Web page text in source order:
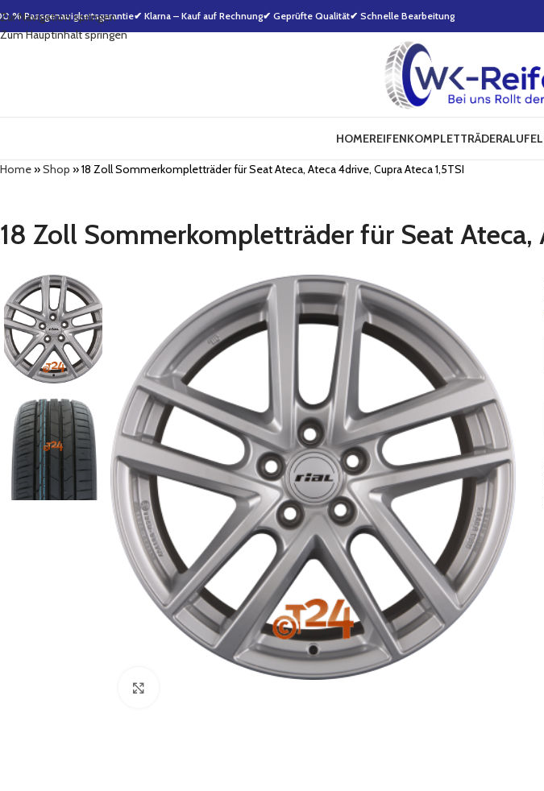
Zur Navigation springen
Zum Hauptinhalt springen
% Passgenauigkeitsgarantie✔ Klarna – Kauf auf Rechnung✔ Geprüfte Qualität✔ Schnelle Bearbeitung
HOMEREIFENKOMPLETTRÄDER
Home»Shop »18 Zoll Sommerkompletträder für Seat Ateca, Ateca 4drive, Cupra Ateca 1,5TSI
18 Zoll Sommerkompletträder für Seat Ateca,